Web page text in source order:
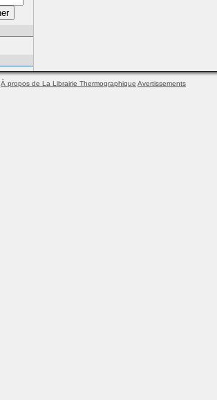
À propos de La Librairie Thermographique Avertissements